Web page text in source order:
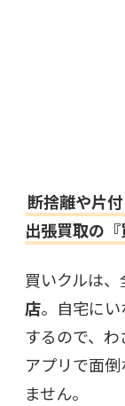
断捨離や片
出張買取の『
買いクルは
店。自宅に
するので、
アプリで面
ません。